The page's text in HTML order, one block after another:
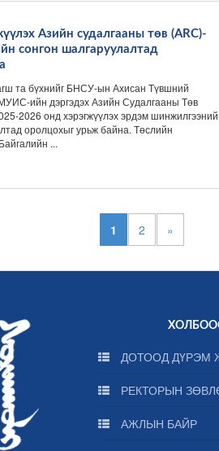
Азийн судалгааны төв (ARC)-
сонгон шалгаруулалтад
та бүхнийг БНСУ-ын Ахисан Түвшний
ийн дэргэдэх Азийн Судалгааны Төв
2026 онд хэрэгжүүлэх эрдэм шинжилгээний
оролцохыг урьж байна. Төслийн
...
1 2 »
ДОТООД ДҮРЭМ
РЕКТОРЫН
АЖЛЫН БАЙР